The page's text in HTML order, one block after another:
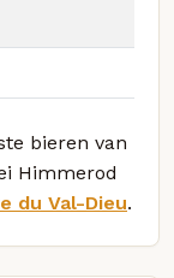
bieren van
Himmerod
du Val-Dieu.